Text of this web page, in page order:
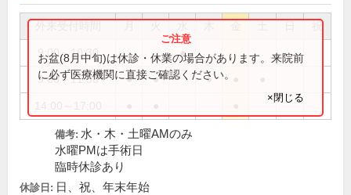
祝
9:00～10:30 ●
9:00～11:30 ● ● ●
お盆(8月中旬)は休診・休業の場合があります。来院前
に必ず医療機関に直接ご確認ください。
×閉じる
備考: 水・木・土曜AMのみ
水曜PMは手術日
臨時休診あり
休診日: 日、祝、年末年始